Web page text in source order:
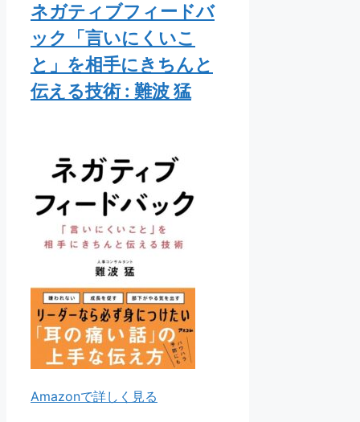
ネガティブフィードバ
ック「言いにくいこ
と」を相手にきちんと
伝える技術 : 難波 猛
Amazonで詳しく見る